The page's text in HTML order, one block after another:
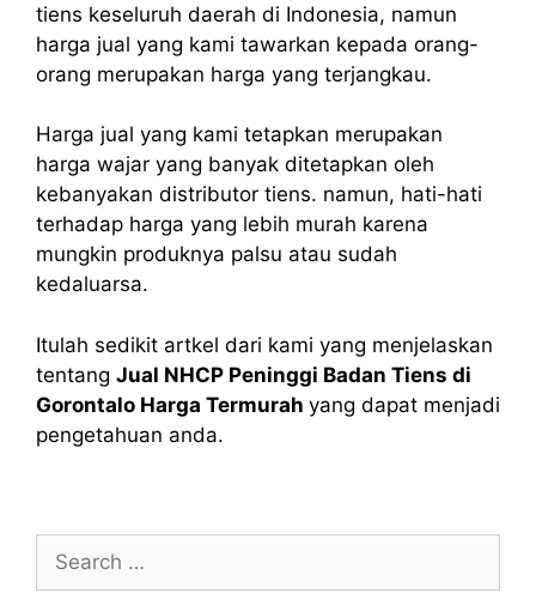
tiens keseluruh daerah di Indonesia, namun
harga jual yang kami tawarkan kepada orang-
orang merupakan harga yang terjangkau.
Harga jual yang kami tetapkan merupakan
harga wajar yang banyak ditetapkan oleh
kebanyakan distributor tiens. namun, hati-hati
terhadap harga yang lebih murah karena
mungkin produknya palsu atau sudah
kedaluarsa.
Itulah sedikit artkel dari kami yang menjelaskan
tentang Jual NHCP Peninggi Badan Tiens di
Gorontalo Harga Termurah yang dapat menjadi
pengetahuan anda.
for: